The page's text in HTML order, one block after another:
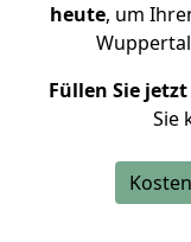
heute, um
Füllen Sie
Sie